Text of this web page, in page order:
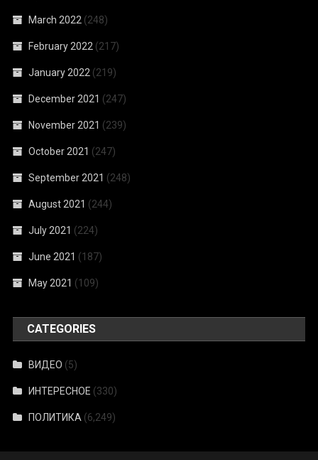
March 2022 (248)
February 2022 (217)
January 2022 (219)
December 2021 (247)
November 2021 (239)
October 2021 (247)
September 2021 (248)
August 2021 (244)
July 2021 (224)
June 2021 (187)
May 2021 (109)
CATEGORIES
ВИДЕО (5)
ИНТЕРЕСНОЕ (330)
ПОЛИТИКА (6,249)